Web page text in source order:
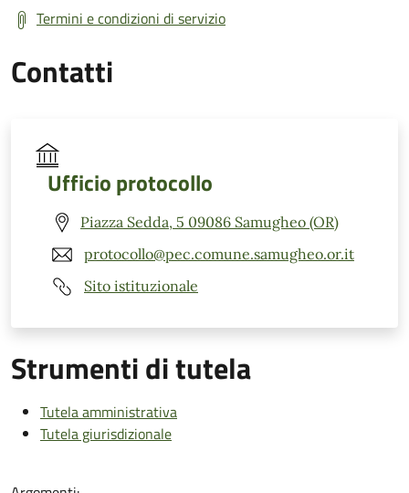
Termini e condizioni di servizio
Contatti
Ufficio protocollo
Piazza Sedda, 5 09086 Samugheo (OR)
protocollo@pec.comune.samugheo.or.it
Sito istituzionale
Strumenti di tutela
Tutela amministrativa
Tutela giurisdizionale